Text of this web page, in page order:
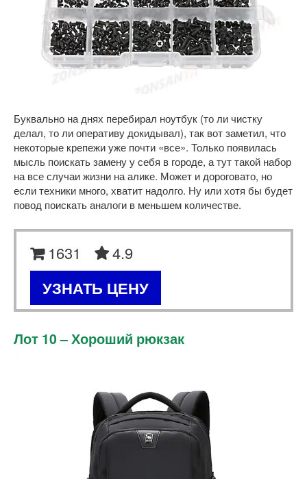
Буквально на днях перебирал ноутбук (то ли чистку
делал, то ли оперативу докидывал), так вот заметил, что
некоторые крепежи уже почти «все». Только появилась
мысль поискать замену у себя в городе, а тут такой набор
на все случаи жизни на алике. Может и дороговато, но
если техники много, хватит надолго. Ну или хотя бы будет
повод поискать аналоги в меньшем количестве.
1631 4.9
УЗНАТЬ ЦЕНУ
Лот 10 – Хороший рюкзак